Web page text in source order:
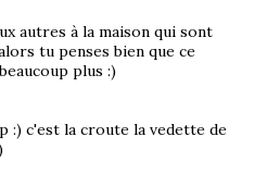
autres à la maison qui sont
tu penses bien que ce
plus :)
:) c'est la croute la vedette de